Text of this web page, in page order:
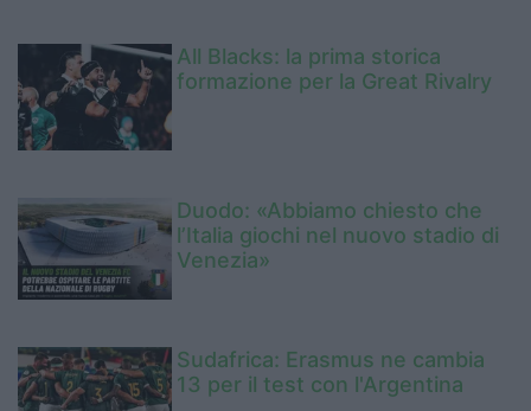
All Blacks: la prima storica
formazione per la Great Rivalry
Duodo: «Abbiamo chiesto che
l’Italia giochi nel nuovo stadio di
Venezia»
Sudafrica: Erasmus ne cambia
13 per il test con l'Argentina